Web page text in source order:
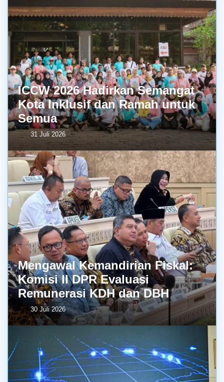
ICCW 2026 Hadirkan Semangat
Kota Inklusif dan Ramah untuk
Semua
31 Juli 2026
Mengawal Kemandirian Fiskal:
Komisi II DPR Evaluasi
Remunerasi KDH dan DBH
30 Juli 2026